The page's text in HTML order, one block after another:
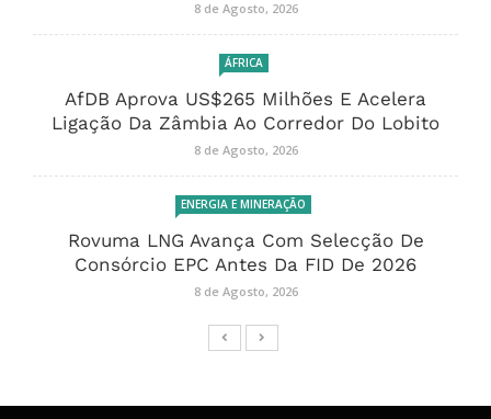
8 de Agosto, 2026
ÁFRICA
AfDB Aprova US$265 Milhões E Acelera
Ligação Da Zâmbia Ao Corredor Do Lobito
8 de Agosto, 2026
ENERGIA E MINERAÇÃO
Rovuma LNG Avança Com Selecção De
Consórcio EPC Antes Da FID De 2026
8 de Agosto, 2026